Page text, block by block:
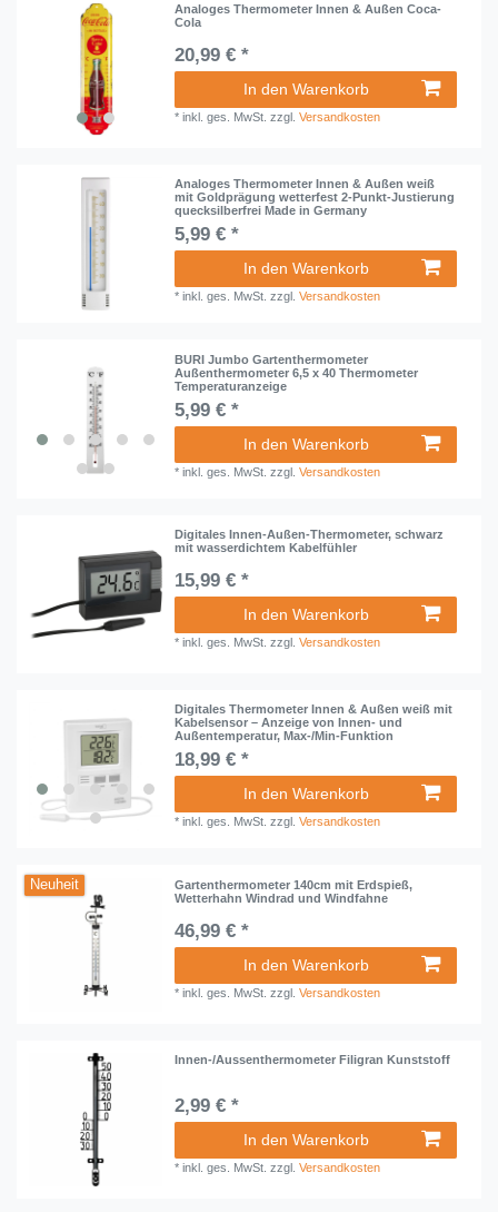
Analoges Thermometer Innen & Außen Coca-
Cola
20,99 € *
In den Warenkorb
*inkl. ges. MwSt. zzgl.Versandkosten
Analoges Thermometer Innen & Außen weiß
mit Goldprägung wetterfest 2-Punkt-Justierung
quecksilberfrei Made in Germany
5,99 € *
In den Warenkorb
*inkl. ges. MwSt. zzgl.Versandkosten
BURI Jumbo Gartenthermometer
Außenthermometer 6,5 x 40 Thermometer
Temperaturanzeige
5,99 € *
In den Warenkorb
*inkl. ges. MwSt. zzgl.Versandkosten
Digitales Innen-Außen-Thermometer, schwarz
mit wasserdichtem Kabelfühler
15,99 € *
In den Warenkorb
*inkl. ges. MwSt. zzgl.Versandkosten
Digitales Thermometer Innen & Außen weiß mit
Kabelsensor – Anzeige von Innen- und
Außentemperatur, Max-/Min-Funktion
18,99 € *
In den Warenkorb
*inkl. ges. MwSt. zzgl.Versandkosten
Neuheit
Gartenthermometer 140cm mit Erdspieß,
Wetterhahn Windrad und Windfahne
46,99 € *
In den Warenkorb
*inkl. ges. MwSt. zzgl.Versandkosten
Innen-/Aussenthermometer Filigran Kunststoff
2,99 € *
In den Warenkorb
*inkl. ges. MwSt. zzgl.Versandkosten